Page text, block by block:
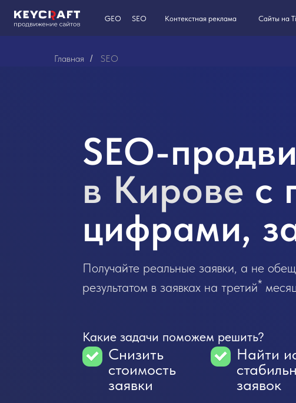
Контекстная реклама Сайты на Tilda
SEO
GEO
Главная / SEO
Какие задачи поможем решить?
Найти
заявок
Снизить
стоимость
заявки
Получайте реальные заявки, а не
результатом в заявках на третий*
SEO-
в Кирове с
цифрами,